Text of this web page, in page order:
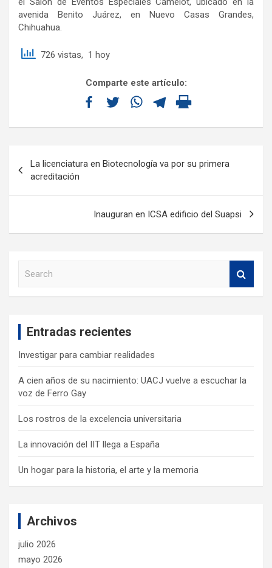
avenida Benito Juárez, en Nuevo Casas Grandes,
Chihuahua.
726 vistas, 1 hoy
Comparte este artículo:
La licenciatura en Biotecnología va por su primera
acreditación
Inauguran en ICSA edificio del Suapsi
Entradas recientes
Investigar para cambiar realidades
A cien años de su nacimiento: UACJ vuelve a escuchar la
voz de Ferro Gay
Los rostros de la excelencia universitaria
La innovación del IIT llega a España
Un hogar para la historia, el arte y la memoria
Archivos
julio 2026
mayo 2026